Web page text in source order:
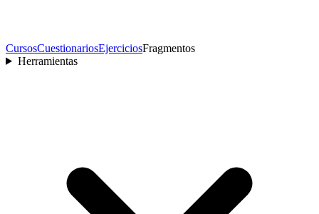
CursosCuestionariosEjerciciosFragmentos
Herramientas